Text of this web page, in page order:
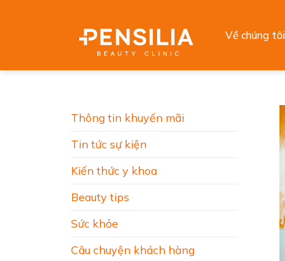
Về chúng tôi
Thông tin khuyến mãi
Tin tức sự kiện
Kiến thức y khoa
Beauty tips
Sức khỏe
Câu chuyện khách hàng